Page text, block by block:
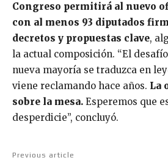
Congreso permitirá al nuevo
con al menos 93 diputados
decretos y propuestas clave,
la actual composición. “El
nueva mayoría se traduzca en
viene reclamando hace años. La
sobre la mesa. Esperemos que
desperdicie”, concluyó.
Previous article